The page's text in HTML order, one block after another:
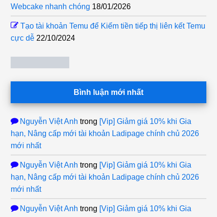
Webcake nhanh chóng 18/01/2026
Tạo tài khoản Temu để Kiếm tiền tiếp thị liên kết Temu
cực dễ 22/10/2024
Bình luận mới nhất
Nguyễn Việt Anh trong [Vip] Giảm giá 10% khi Gia
hạn, Nâng cấp mới tài khoản Ladipage chính chủ 2026
mới nhất
Nguyễn Việt Anh trong [Vip] Giảm giá 10% khi Gia
hạn, Nâng cấp mới tài khoản Ladipage chính chủ 2026
mới nhất
Nguyễn Việt Anh trong [Vip] Giảm giá 10% khi Gia